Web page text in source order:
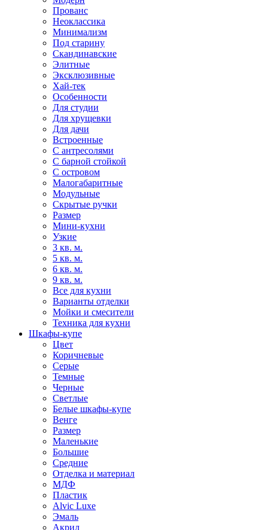
Прованс
Неоклассика
Минимализм
Под старину
Скандинавские
Элитные
Эксклюзивные
Хай-тек
Особенности
Для студии
Для хрущевки
Для дачи
Встроенные
С антресолями
С барной стойкой
С островом
Малогабаритные
Модульные
Скрытые ручки
Размер
Мини-кухни
Узкие
3 кв. м.
5 кв. м.
6 кв. м.
9 кв. м.
Все для кухни
Варианты отделки
Мойки и смесители
Техника для кухни
Шкафы-купе
Цвет
Коричневые
Серые
Темные
Черные
Светлые
Белые шкафы-купе
Венге
Размер
Маленькие
Большие
Средние
Отделка и материал
МДФ
Пластик
Alvic Luxe
Эмаль
Акрил